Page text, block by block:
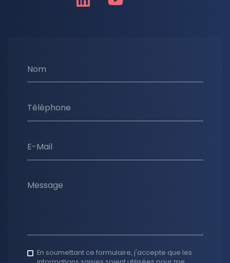
Nom
Téléphone
E-Mail
Message
En soumettant ce formulaire, j'accepte que les